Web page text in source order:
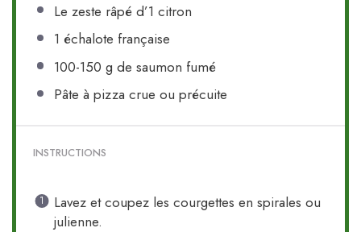
Le zeste râpé d’1 citron
1 échalote française
100-150 g de saumon fumé
Pâte à pizza crue ou précuite
INSTRUCTIONS
Lavez et coupez les courgettes en spirales ou
julienne.